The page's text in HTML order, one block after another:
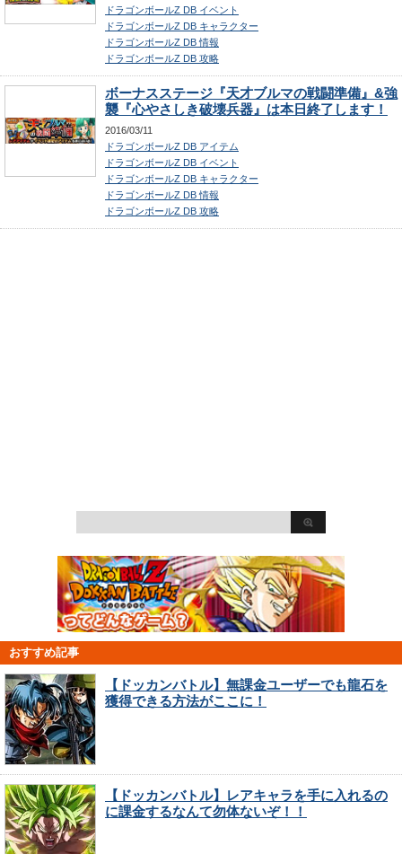
ドラゴンボールZ DB イベント
ドラゴンボールZ DB キャラクター
ドラゴンボールZ DB 情報
ドラゴンボールZ DB 攻略
ボーナスステージ『天才ブルマの戦闘準備』&強
襲『心やさしき破壊兵器』は本日終了します！
2016/03/11
ドラゴンボールZ DB アイテム
ドラゴンボールZ DB イベント
ドラゴンボールZ DB キャラクター
ドラゴンボールZ DB 情報
ドラゴンボールZ DB 攻略
おすすめ記事
【ドッカンバトル】無課金ユーザーでも龍石を
獲得できる方法がここに！
【ドッカンバトル】レアキャラを手に入れるの
に課金するなんて勿体ないぞ！！